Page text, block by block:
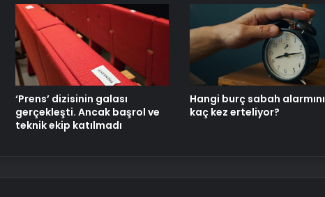
‘Prens’ dizisinin galası
gerçekleşti. Ancak başrol ve
teknik ekip katılmadı
Hangi burç sabah alarmını
kaç kez erteliyor?